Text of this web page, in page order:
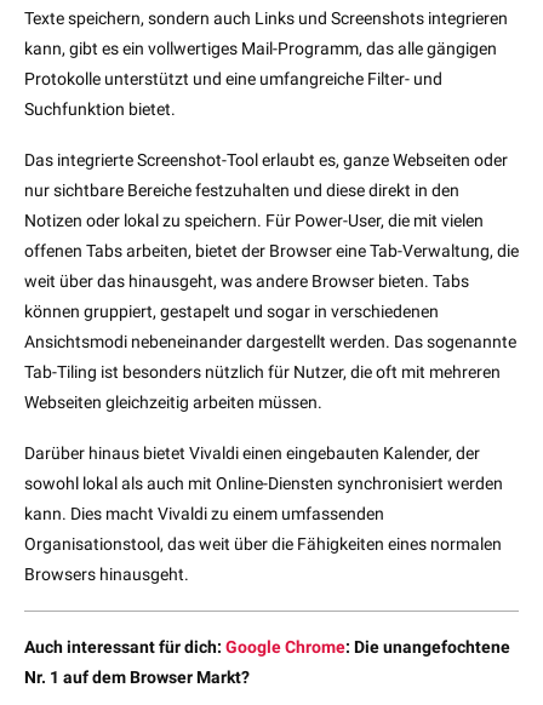
Texte speichern, sondern auch Links und Screenshots integrieren
kann, gibt es ein vollwertiges Mail-Programm, das alle gängigen
Protokolle unterstützt und eine umfangreiche Filter- und
Suchfunktion bietet.
Das integrierte Screenshot-Tool erlaubt es, ganze Webseiten oder
nur sichtbare Bereiche festzuhalten und diese direkt in den
Notizen oder lokal zu speichern. Für Power-User, die mit vielen
offenen Tabs arbeiten, bietet der Browser eine Tab-Verwaltung, die
weit über das hinausgeht, was andere Browser bieten. Tabs
können gruppiert, gestapelt und sogar in verschiedenen
Ansichtsmodi nebeneinander dargestellt werden. Das sogenannte
Tab-Tiling ist besonders nützlich für Nutzer, die oft mit mehreren
Webseiten gleichzeitig arbeiten müssen.
Darüber hinaus bietet Vivaldi einen eingebauten Kalender, der
sowohl lokal als auch mit Online-Diensten synchronisiert werden
kann. Dies macht Vivaldi zu einem umfassenden
Organisationstool, das weit über die Fähigkeiten eines normalen
Browsers hinausgeht.
Auch interessant für dich: Google Chrome: Die unangefochtene
Nr. 1 auf dem Browser Markt?